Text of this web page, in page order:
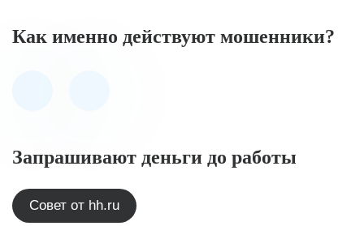
Как именно действуют мошенники?
Запрашивают деньги до работы
Совет от hh.ru